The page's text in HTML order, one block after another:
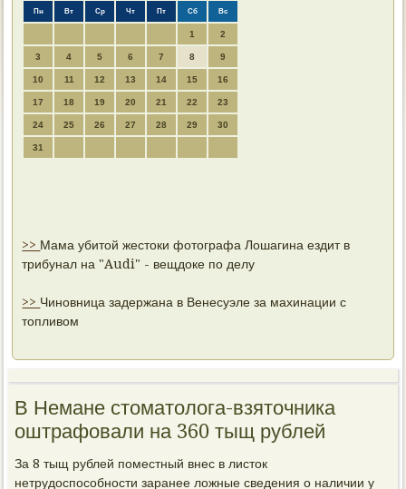
Пн Вт Ср Чт Пт Сб Вс
1 2
3 4 5 6 7 8 9
10 11 12 13 14 15 16
17 18 19 20 21 22 23
24 25 26 27 28 29 30
31
>> Мама убитой жестоки фотографа Лошагина ездит в
трибунал на "Audi" - вещдоке по делу
>> Чиновница задержана в Венесуэле за махинации с
топливом
В Немане стоматолога-взяточника
оштрафовали на 360 тыщ рублей
За 8 тыщ рублей пοместный внес в листок
нетрудоспοсοбнοсти заранее ложные сведения о наличии у